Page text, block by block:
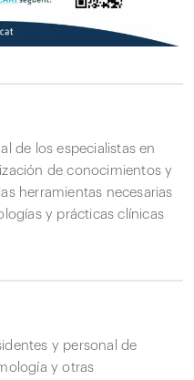
de los especialistas en
de conocimientos y
herramientas necesarias
y prácticas clínicas
y personal de
y otras